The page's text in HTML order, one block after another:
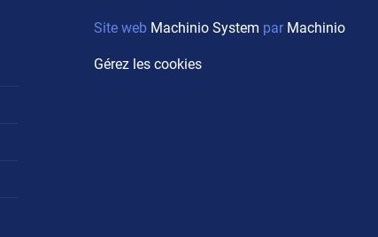
Site web Machinio System par Machinio
Gérez les cookies